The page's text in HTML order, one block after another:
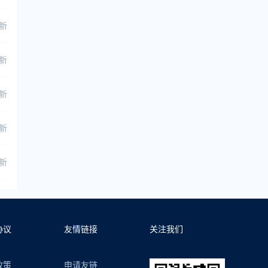
议
策
友情链接
申请友链
关注我们